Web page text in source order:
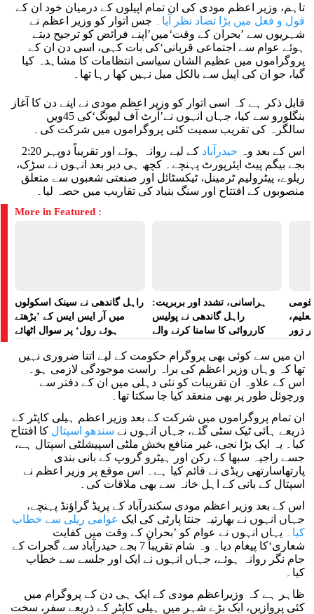
تاہم، وزیر اعظم مودی کی ان تمام اپیلوں کے درمیان خود ان کے
قول و فعل میں بڑا تضاد نظر آیا۔
جس اتوار کو وزیر اعظم نے
شہریوں سے ’بحران کے وقت‘میں’اپنے فرائض کو ترجیح دیتے
ہوئے عوام سے اجتماعی قربانی‘کی بات کہی، اسی دن ان کے
پروگراموں میں عظیم الشان سیاسی انتظامات کا مشاہدہ کیا
گیا، جو ان کی اپیل سے بالکل میل نہیں کھا رہا تھا۔
قابل ذکر ہے کہ اسی اتوار کو وزیر اعظم مودی نے اپنے دن کا آغاز
بنگلورو سے کیا، جہاں انہوں نے’آرٹ آف لیونگ‘کی 45ویں
سالگرہ کی تقریب سمیت کئی پروگراموں میں شرکت کی۔
اس کے بعد وہ حیدرآباد
کے لیے روانہ ہوئے اور تقریباً دوپہر 2:20
بجے بیگم پیٹ ایئرپورٹ پہنچے۔ کچھ ہی دیر بعد انہوں نے سڑک،
ریلوے، پیٹرولیم ٹرمینل، ٹیکسٹائل اور صنعتی شعبوں سے متعلق
منصوبوں کے افتتاح اور سنگ بنیاد کی تقاریب میں حصہ لیا۔
More in Featured :
راہل گاندھی نے سینک اسکولوں
میں آر ایس ایس کے ’بڑھتے
ہوئے رول‘ پر سوال اٹھائے
ہراسانی، تشدد اور بربریت:
راہل گاندھی نے پولیس
کارروائی کا سامنا کرنے والے
قومی
زور
ان میں سے کوئی بھی پروگرام حکومت کے لیے اتنا ضروری نہیں
تھا کہ وہاں وزیر اعظم کی براہ راست موجودگی لازمی ہو۔
اس کے علاوہ ان تقریبات کو نئی دہلی میں ان کے دفتر سے
ورچوئل طور پر بھی منعقد کیا جا سکتا تھا۔
ان تمام پروگراموں میں شرکت کے بعد وزیر اعظم ہیلی کاپٹر کے
ذریعے ہائی ٹیک سٹی گئے، جہاں انہوں نے سندھو اسپتال کا افتتاح
کیا۔ یہ ایک بڑا نجی، غیر منافع بخش ملٹی اسپیشلٹی اسپتال ہے،
جسے راجیہ سبھا کے رکن اور ہیٹرو گروپ کے بانی بندی
پارتھاسارتھی ریڈی نے قائم کیا ہے۔ اس موقع پر وزیر اعظم نے
اسپتال کے بانی کے اہل خانہ سے بھی ملاقات کی۔
اس کے بعد وزیر اعظم مودی سکندرآباد کے پریڈ گراؤنڈ پہنچے،
جہاں انہوں نے بھارتیہ جنتا پارٹی کی ایک عوامی ریلی سے خطاب
کیا۔
یہاں انہوں نے عوام کو ’بحران کے وقت میں کفایت
شعاری‘کا پیغام دیا۔ وہ شام تقریباً 7 بجے حیدرآباد سے گجرات کے
جام نگر روانہ ہوئے، جہاں انہوں نے ایک اور جلسے سے خطاب
کیا۔
ظاہر ہے کہ وزیراعظم مودی کے ایک ہی دن کے پروگرام میں
کئی پروازیں، ایک بڑے شہر میں ہیلی کاپٹر کے ذریعے سفر، سخت